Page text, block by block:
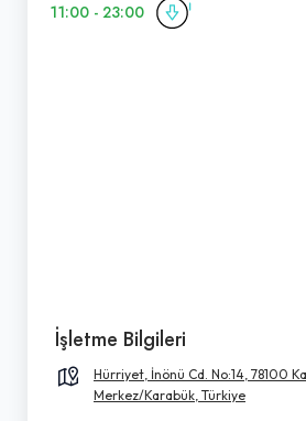
11:00 - 23:00
İşletme Bilgileri
Hürriyet, İnönü Cd. No:14, 78100
Merkez/Karabük, Türkiye